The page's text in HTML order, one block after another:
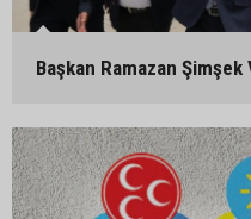
Başkan Ramazan